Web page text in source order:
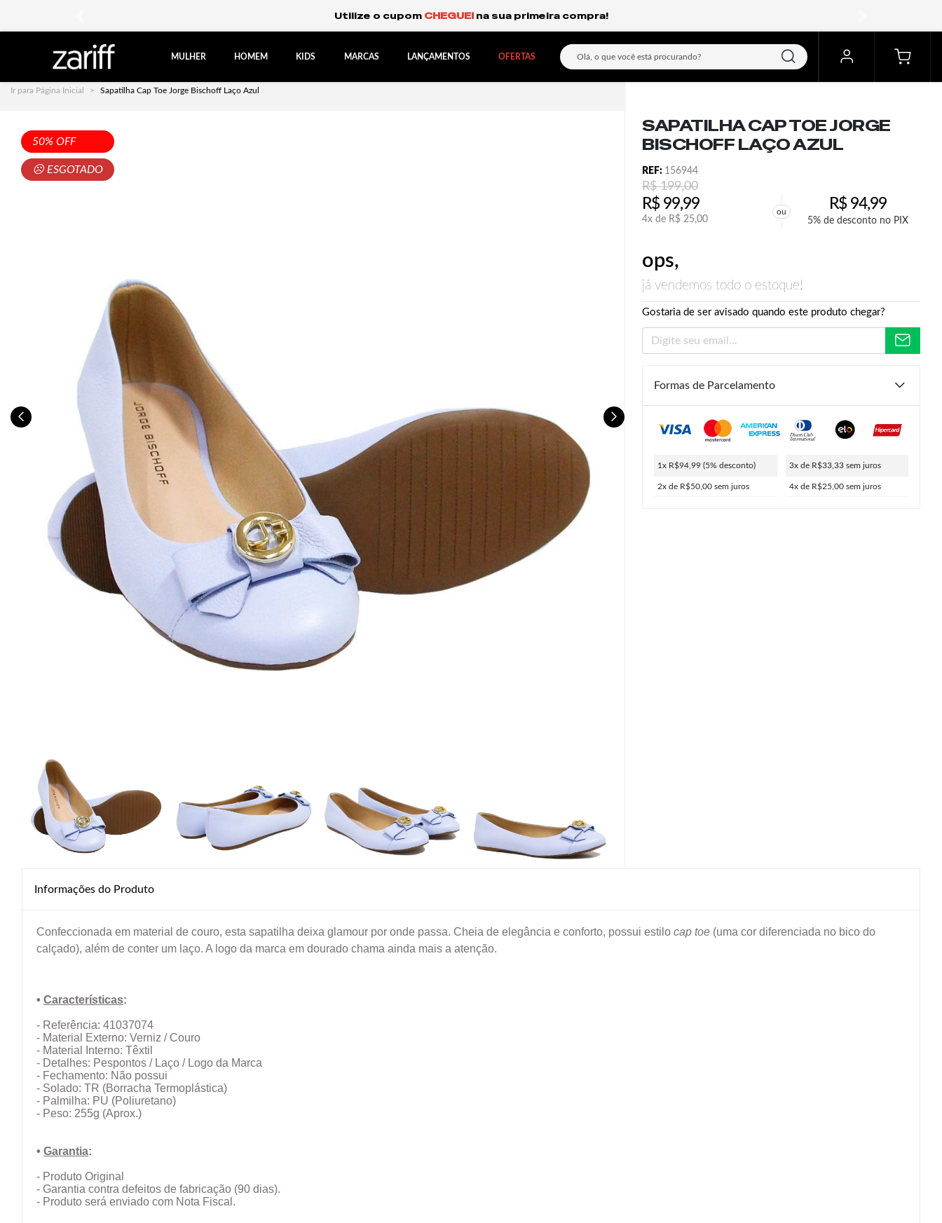
Frete Grátis Expresso para o Sul e São Paulo.
MULHER HOMEM KIDS MARCAS LANÇAMENTOS OFERTAS
Ir para Página Inicial Sapatilha Cap Toe Jorge Bischoff Laço Azul
50% OFF
☹ ESGOTADO
SAPATILHA CAP TOE JORGE
BISCHOFF LAÇO AZUL
REF: 156944
R$199,00
R$99,99
4x de R$ 25,00
ou R$94,99
5% de desconto no PIX
ops,
já vendemos todo o estoque!
Gostaria de ser avisado quando este produto chegar?
199,00
R$ 25,00
94,99
5% de desconto no PIX
Formas de Parcelamento
1x R$94,99 (5% desconto)
2x de R$50,00 sem juros
3x de R$33,33 sem juros
4x de R$25,00 sem juros
Informações do Produto
Confeccionada em material de couro, esta sapatilha deixa glamour por onde passa. Cheia de elegância e conforto, possui estilo cap toe (uma cor diferenciada no bico do
calçado), além de conter um laço. A logo da marca em dourado chama ainda mais a atenção.
• Características:
- Referência: 41037074
- Material Externo: Verniz / Couro
- Material Interno: Têxtil
- Detalhes: Pespontos / Laço / Logo da Marca
- Fechamento: Não possui
- Solado: TR (Borracha Termoplástica)
- Palmilha: PU (Poliuretano)
- Peso: 255g (Aprox.)
• Garantia:
- Produto Original
- Garantia contra defeitos de fabricação (90 dias).
- Produto será enviado com Nota Fiscal.